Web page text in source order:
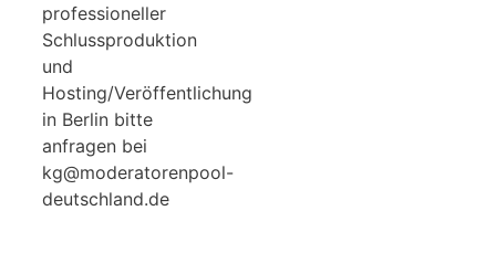
professioneller
Schlussproduktion
und
Hosting/Veröffentlichung
in Berlin bitte
anfragen bei
kg@moderatorenpool-
deutschland.de